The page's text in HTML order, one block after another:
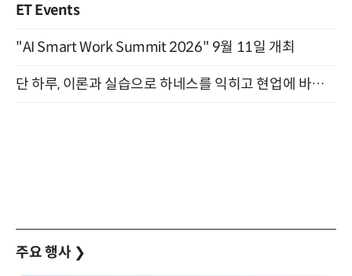
ET Events
"AI Smart Work Summit 2026" 9월 11일 개최
단 하루, 이론과 실습으로 하네스를 익히고 현업에 바로 쓰는 핸즈온 워크숍 (8/20)
주요 행사 ❯